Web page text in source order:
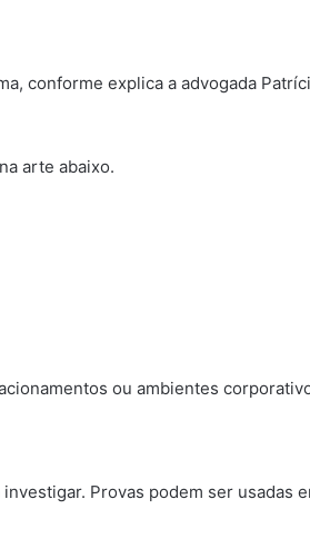
conforme explica a advogada
arte abaixo.
ou ambientes
Provas podem ser usadas